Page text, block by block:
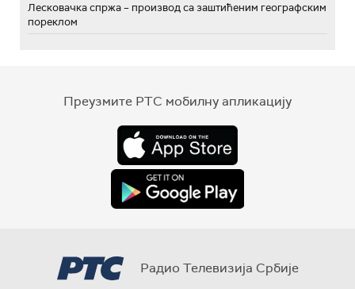
Лесковачка спржа – производ са заштићеним географским
пореклом
Преузмите РТС мобилну апликацију
Радио Телевизија Србије